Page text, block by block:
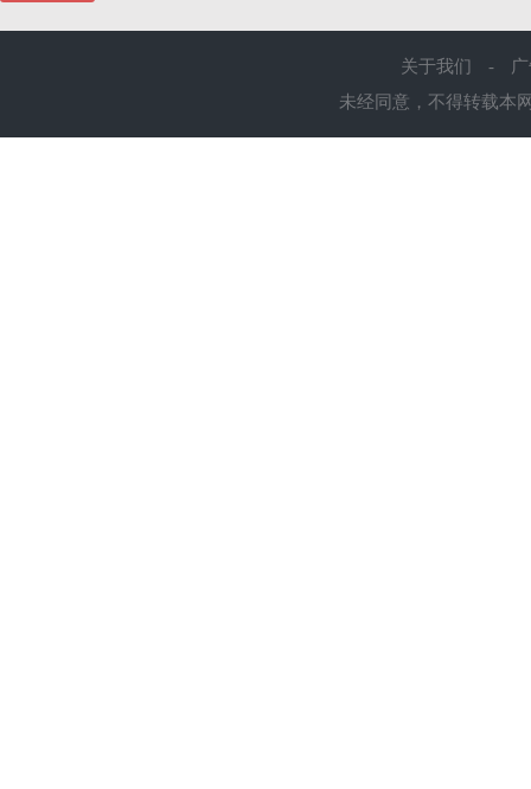
关于我们 -
未经同意，不得转载本